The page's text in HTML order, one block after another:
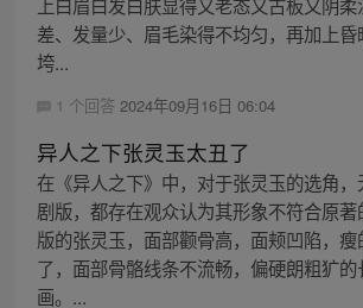
差、发量少、眉毛染得不均匀，再加上
垮...
1 个回答 2024年09月16日 06:04
异人之下张灵玉太丑了
在《异人之下》中，对于张灵玉的选角
剧版，都存在观众认为其形象不符合原
版的张灵玉，面部颧骨高，面颊凹陷，
了，面部骨骼线条不流畅，偏硬朗粗犷
画。...